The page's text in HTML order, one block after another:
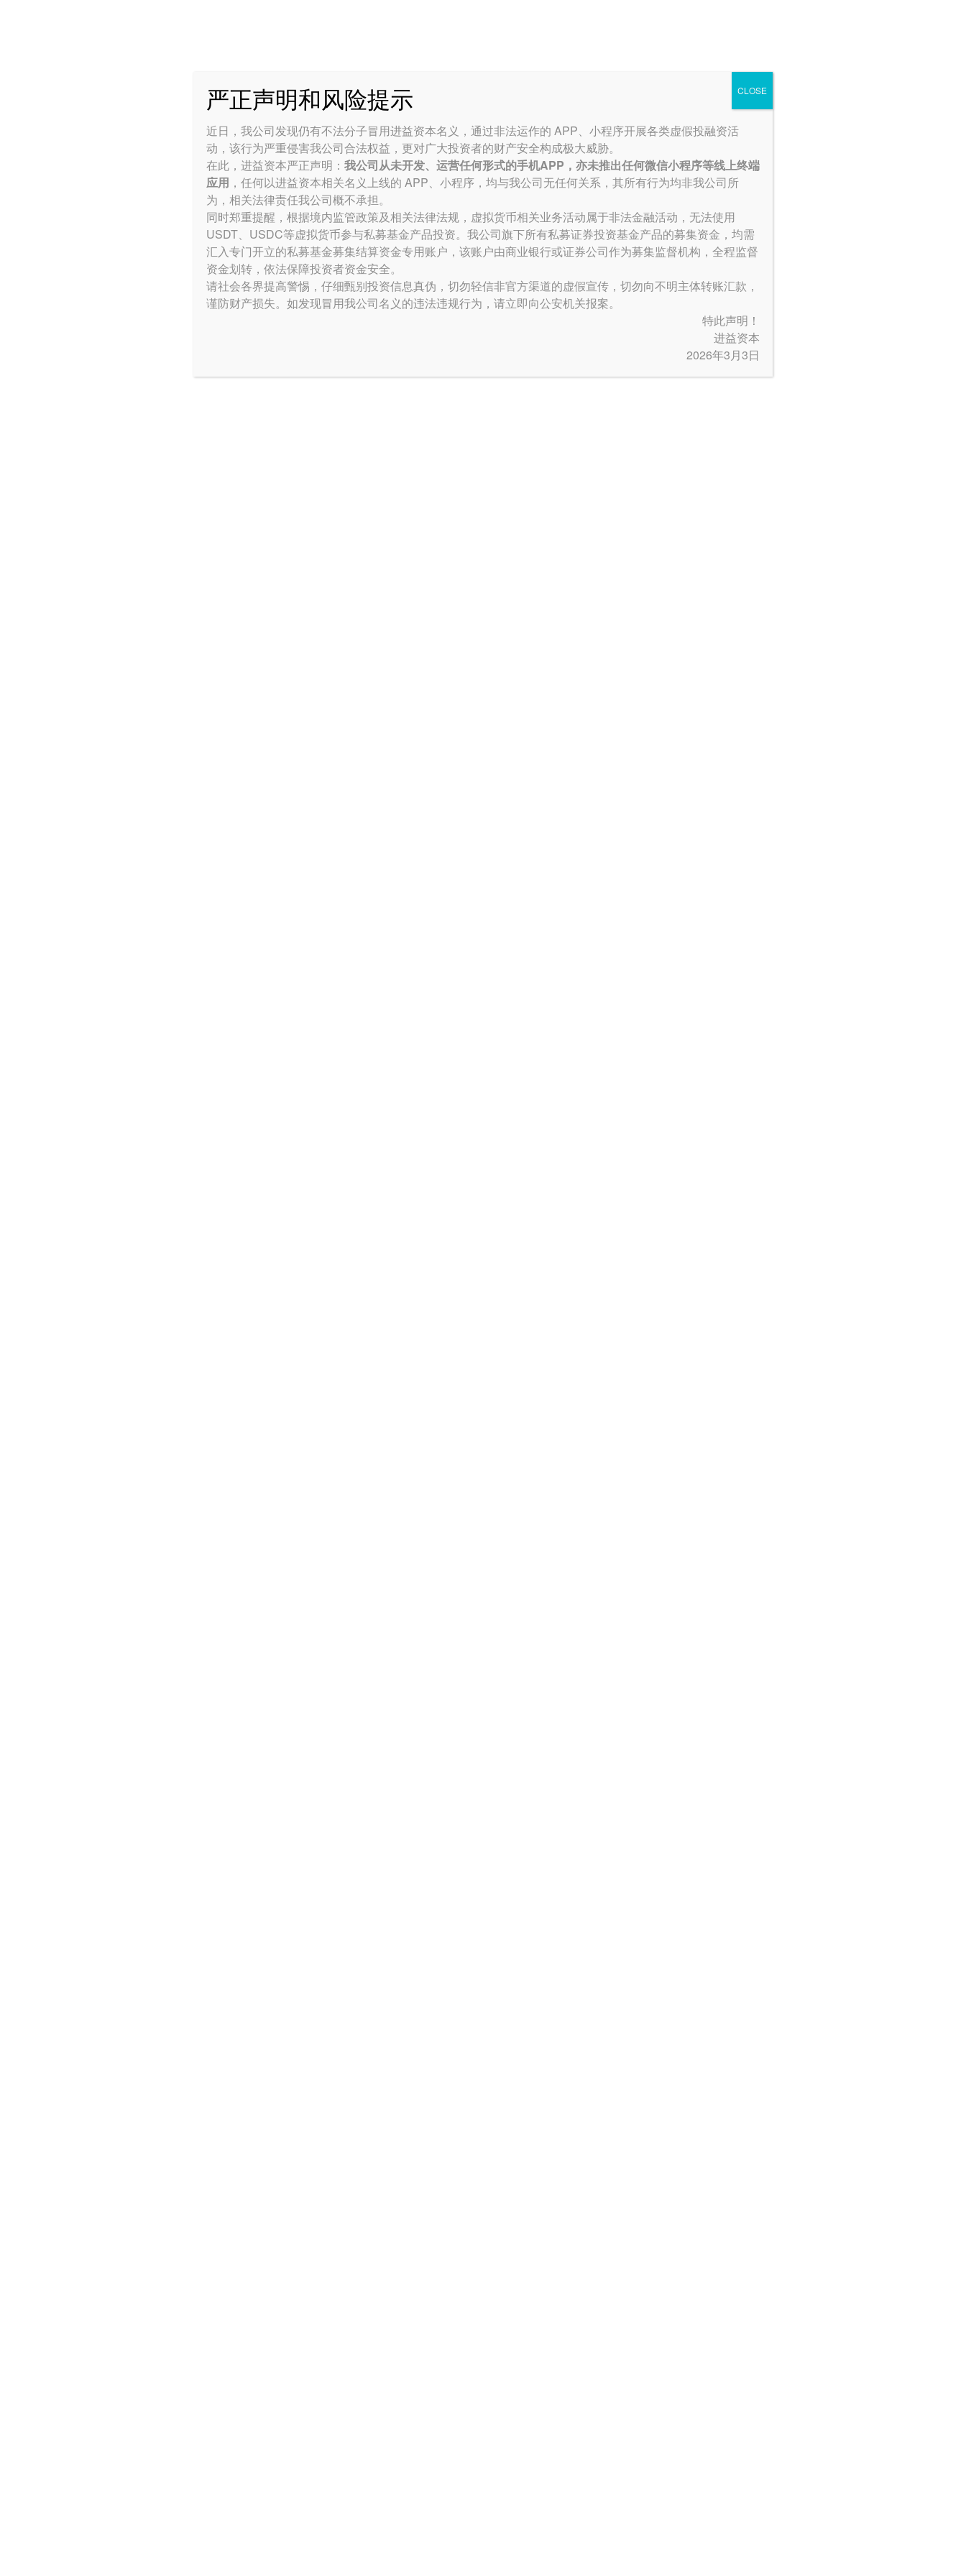
进益周报：关注价值及浮动利率资产 20220112
2022-1-12
严正声明和风险提示
近日，我公司发现仍有不法分子冒用进益资本名义，通过非法运作的 APP、小程序开展各类虚假投融资活
动，该行为严重侵害我公司合法权益，更对广大投资者的财产安全构成极大威胁。
在此，进益资本严正声明： 我公司从未开发、运营任何形式的手机APP，亦未推出任何微信小程序等线上终端
应用 ，任何以进益资本相关名义上线的 APP、小程序，均与我公司无任何关系，其所有行为均非我公司所
为，相关法律责任我公司概不承担。
同时郑重提醒，根据境内监管政策及相关法律法规，虚拟货币相关业务活动属于非法金融活动，无法使用
USDT、USDC等虚拟货币参与私募基金产品投资。我公司旗下所有私募证券投资基金产品的募集资金，均需
汇入专门开立的私募基金募集结算资金专用账户，该账户由商业银行或证券公司作为募集监督机构，全程监督
资金划转，依法保障投资者资金安全。
请社会各界提高警惕，仔细甄别投资信息真伪，切勿轻信非官方渠道的虚假宣传，切勿向不明主体转账汇款，
谨防财产损失。如发现冒用我公司名义的违法违规行为，请立即向公安机关报案。
特此声明！
进益资本
2026年3月3日
CLOSE